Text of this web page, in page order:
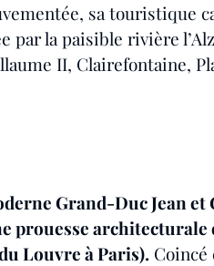
sa touristique
par la paisible rivière
II, Clairefontaine,
Grand-Duc Jean et
prouesse architecturale
Louvre à Paris). Coincé